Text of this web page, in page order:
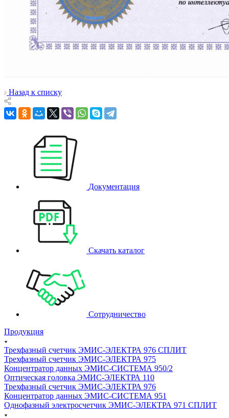
Назад к списку
Документация
Скачать каталог
Сотрудничество
Продукция
Трехфазный счетчик ЭМИС-ЭЛЕКТРА 976 СПЛИТ
Трехфазный счетчик ЭМИС-ЭЛЕКТРА 975
Концентратор данных ЭМИС-СИСТЕМА 950/2
Оптическая головка ЭМИС-ЭЛЕКТРА 110
Трехфазный счетчик ЭМИС-ЭЛЕКТРА 976
Концентратор данных ЭМИС-СИСТЕМА 951
Однофазный электросчетчик ЭМИС-ЭЛЕКТРА 971 СПЛИТ